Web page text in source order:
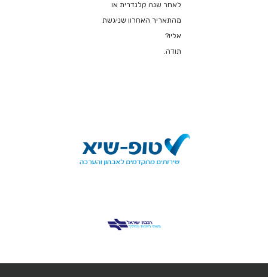
לאחר שנה קלנדרית או
מהתאריך האחרון שניגשת
אליו?
תודה.